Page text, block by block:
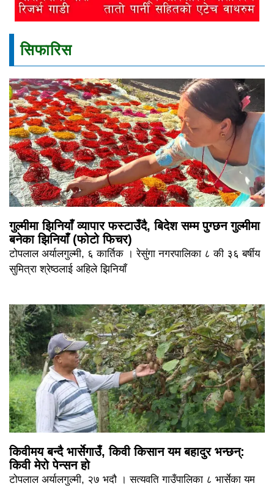
सिफारिस
गुल्मीमा झिनियाँ व्यापार फस्टाउँदै, बिदेश सम्म पुग्छन गुल्मीमा
बनेका झिनियाँ (फोटो फिचर)
टोपलाल अर्यालगुल्मी, ६ कार्तिक । रेसुंगा नगरपालिका ८ की ३६ बर्षीय
सुमित्रा श्रेष्ठलाई अहिले झिनियाँ
किवीमय बन्दै भार्सेगाउँ, किवी किसान यम बहादुर भन्छन्:
किवी मेरो पेन्सन हो
टोपलाल अर्यालगुल्मी, २७ भदौ । सत्यवति गाउँपालिका ८ भार्सेका यम